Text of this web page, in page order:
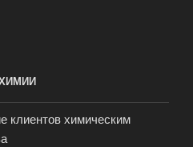
клиентов химическим